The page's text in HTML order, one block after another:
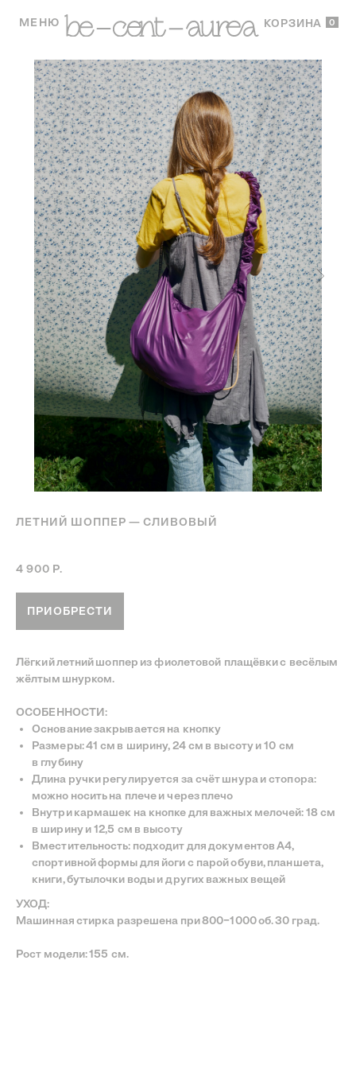
МЕНЮ
ЛЕТНИЙ ШОППЕР — СЛИВОВЫЙ
4 900 Р.
ПРИОБРЕСТИ
Лёгкий летний шоппер из фиолетовой плащёвки с весёлым
жёлтым шнурком.
ОСОБЕННОСТИ:
Основание закрывается на кнопку
Размеры: 41 см в ширину, 24 см в высоту и 10 см
в глубину
Длина ручки регулируется за счёт шнура и стопора:
можно носить на плече и через плечо
Внутри кармашек на кнопке для важных мелочей: 18 см
в ширину и 12,5 см в высоту
Вместительность: подходит для документов А4,
спортивной формы для йоги с парой обуви, планшета,
книги, бутылочки воды и других важных вещей
УХОД:
Машинная стирка разрешена при 800−1000 об. 30 град.
Рост модели: 155 см.
INSTAGRAM
NON-OBJECTIVE
BECENTAUREA
—